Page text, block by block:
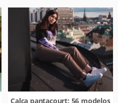
Calça pantacourt: 56 modelos